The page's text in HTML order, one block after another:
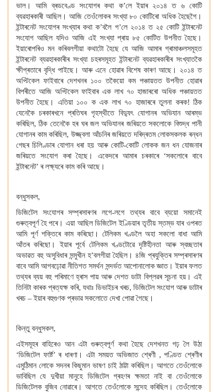
ভাল। আমি ব্ৰডবেণ্ড সংযোগৰ কথা ক’লে ইয়াৰ ২০১৪ ত ৬ কোটি
ব্যৱহাৰকাৰী আছিল। আজি তেওঁলোকৰ সংখ্যা ৮০ কোটিৰো অধিক হৈছেগৈ।
ইন্টাৰনেট সংযোগৰ সংখ্যাৰ কথা ক’বলৈ গ’লে ২০১৪ ত ২৫ কোটি ইন্টাৰনেট
সংযোগ আছিল যদিও আজি এই সংখ্যা প্ৰায় ৮৫ কোটিত উপনীত হৈছে।
ইয়াৰোপৰিও মন কৰিবলগীয়া কথাটো হৈছে যে আজি আমাৰ গ্ৰামাঞ্চলসমূহত
ইন্টাৰনেট ব্যৱহাৰকাৰীৰ সংখ্যা চহৰসমূহত ইন্টাৰনেট ব্যৱহাৰকাৰীৰ সংখ্যাতকৈ
ক্ষীপ্ৰতাৰে বৃদ্ধি পাইছে। আৰু এনে হোৱাৰ বিশেষ কাৰণ আছে। ২০১৪ ত
অপ্টিকেল ফাইবাৰে দেশখনৰ ১০০ তকৈয়ো কম পঞ্চায়তত উপনীত হোৱাৰ
বিপৰীতে আজি অপ্টিকেল ফাইবাৰ এক লাখ ৭০ হাজাৰৰো অধিক পঞ্চায়তত
উপনীত হৈছে। এতিয়া ১০০ ক এক লাখ ৭০ হাজাৰৰে তুলনা কৰক! ঠিক
যেনেকৈ চৰকাৰখনে প্ৰতিঘৰ গৃহস্থীতে বিদ্যুৎ যোগানৰ অভিযান আৰম্ভ
কৰিছিল, ঠিক তেনেকৈ হৰ ঘৰ জল অভিযানৰ জৰিয়তে সকলোকে বিশুদ্ধ পানী
যোগানৰ কাম কৰিছিল, উজ্জ্বলা আঁচনিৰ জৰিয়তে দৰিদ্ৰতম লোকসকলক ৰন্ধন
গেছৰ চিলিণ্ডাৰ যোগান ধৰা হয় আৰু কোটি-কোটি লোকক জন ধন যোজনাৰ
জৰিয়তে সংযোগ কৰা হৈছে।
একেদৰে আমাৰ চৰকাৰে ‘সকলোৰে বাবে
ইন্টাৰনেট’ ৰ লক্ষ্যৰে কাম কৰি আছে।
বন্ধুসকল,
ডিজিটেল সংযোগৰ সম্প্ৰসাৰণৰ লগে-লগে তথ্যৰ বাবে ব্যয়ো
সমানেই
গুৰুত্বপূৰ্ণ হৈ পৰে। এয়া আছিল ডিজিটেল ইণ্ডিয়াৰ তৃতীয় স্তম্ভ যাৰ ওপৰত
আমি পূৰ্ণ শক্তিৰে কাম কৰিছো। টেলিকম খণ্ডলৈ অহা সকলো বাধা আমি
আঁতৰ কৰিছো। ইয়াৰ পূৰ্বে টেলিকম খণ্ডটোৱে দৃষ্টিহীনতা আৰু স্বচ্ছতাৰ
অভাৱত বহু অসুবিধাৰ সন্মুখীন হ’বলগীয়া হৈছিল। ৪জি প্ৰযুক্তিৰ সম্প্ৰসাৰণৰ
বাবে আমি আগবঢ়োৱা নীতিগত সমৰ্থন সন্দৰ্ভত আপোনালোক জ্ঞাত। ইয়াৰ ফলত
তথ্যৰ ব্যয় বহু পৰিমাণে হ্ৰাস পায় আৰু দেশত ডাটা বিপ্লৱৰ সূচনা হয়। এই
তিনিটা কাৰক প্ৰত্যক্ষ কৰি, যথাঃ ডিভাইচৰ খৰচ, ডিজিটেল সংযোগ আৰু ডাটাৰ
খৰচ – ইয়াৰ বহুগুণক প্ৰভাৱ সকলোতে দেখা পোৱা গৈছে।
কিন্তু বন্ধুসকল,
এইসমূহৰ বাহিৰেও আন এটা গুৰুত্বপূৰ্ণ কথা হৈছে দেশখনত গঢ় লৈ উঠা
‘ডিজিটেল ফাৰ্ষ্ট’ ৰ ধাৰণা। এটা সময়ত অভিজাত শ্ৰেণী , পণ্ডিত শ্ৰেণীৰ
এমুঠিমান লোকে সদনৰ কিছুমান ভাষণ চাই ঠাট্টা কৰিছিল। আগতে তেওঁলোকে
ভাবিছিল যে দুখীয়া মানুহে ডিজিটেল গ্ৰহণৰ ক্ষমতা নাই বা তেওঁলোকে
ডিজিটেলক বুজিব নোৱাৰে। আগতে তেওঁলোকে সন্দেহ কৰিছিল। তেওঁলোকে